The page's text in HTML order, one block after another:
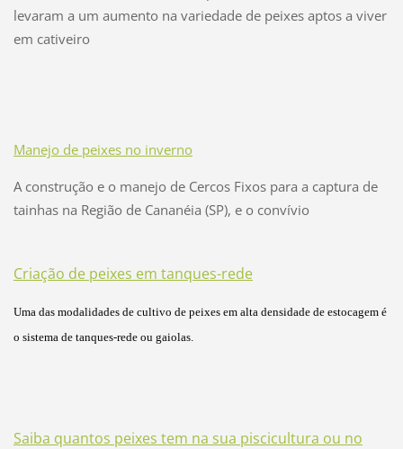
levaram a um aumento na variedade de peixes aptos a viver
em cativeiro
Manejo de peixes no inverno
A construção e o manejo de Cercos Fixos para a captura de
tainhas na Região de Cananéia (SP), e o convívio
Criação de peixes em tanques-rede
Uma das modalidades de cultivo de peixes em alta densidade de estocagem é
o sistema de tanques-rede ou gaiolas.
Saiba quantos peixes tem na sua piscicultura ou no